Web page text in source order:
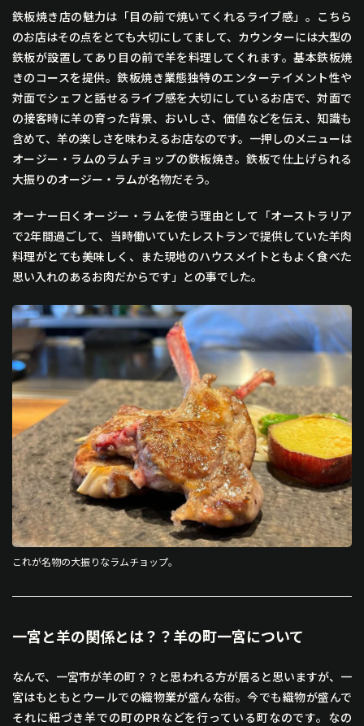
鉄板焼き店の魅力は「目の前で焼いてくれるライブ感」。こちら
のお店はその点をとても大切にしてまして、カウンターには大型の
鉄板が設置してあり目の前で羊を料理してくれます。基本鉄板焼
きのコースを提供。鉄板焼き業態独特のエンターテイメント性や
対面でシェフと話せるライブ感を大切にしているお店で、対面で
の接客時に羊の育った背景、おいしさ、価値などを伝え、知識も
含めて、羊の楽しさを味わえるお店なのです。一押しのメニューは
オージー・ラムのラムチョップの鉄板焼き。鉄板で仕上げられる
大振りのオージー・ラムが名物だそう。
オーナー曰くオージー・ラムを使う理由として「オーストラリア
で2年間過ごして、当時働いていたレストランで提供していた羊肉
料理がとても美味しく、また現地のハウスメイトともよく食べた
思い入れのあるお肉だからです」との事でした。
これが名物の大振りなラムチョップ。
一宮と羊の関係とは？？羊の町一宮について
なんで、一宮市が羊の町？？と思われる方が居ると思いますが、一
宮はもともとウールでの織物業が盛んな街。今でも織物が盛んで
それに紐づき羊での町のPRなどを行っている町なのです。なの